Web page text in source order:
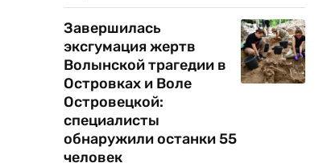
Завершилась
эксгумация жертв
Волынской трагедии в
Островках и Воле
Островецкой:
специалисты
обнаружили останки 55
человек